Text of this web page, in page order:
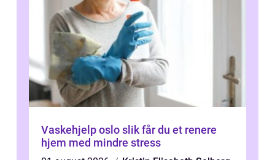
Vaskehjelp oslo slik får du et renere
hjem med mindre stress